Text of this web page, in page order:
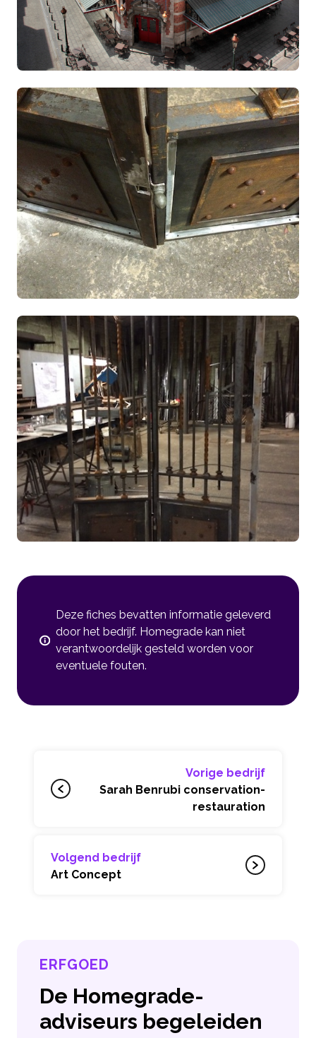
Deze fiches bevatten informatie geleverd
door het bedrijf. Homegrade kan niet
verantwoordelijk gesteld worden voor
eventuele fouten.
Vorige bedrijf
Sarah Benrubi conservation-
restauration
Volgend bedrijf
Art Concept
ERFGOED
De Homegrade-
adviseurs begeleiden